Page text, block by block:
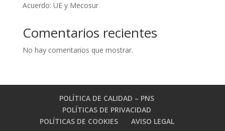
Acuerdo: UE y Mecosur
Comentarios recientes
No hay comentarios que mostrar.
POLÍTICA DE CALIDAD – PNS
POLÍTICAS DE PRIVACIDAD
POLÍTICAS DE COOKIES
AVISO LEGAL